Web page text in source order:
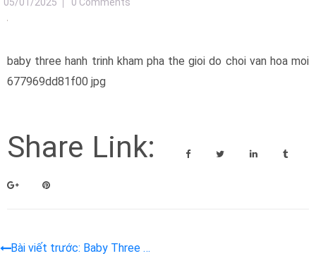
baby three hanh trinh kham pha the gioi do choi van hoa moi
677969dd81f00 jpg
Share Link:
Bài viết trước: Baby Three –